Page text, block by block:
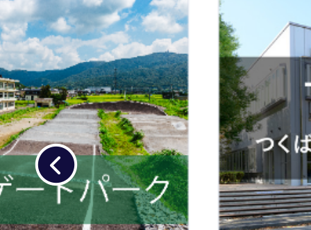
2
枚
目
の
ス
ラ
イ